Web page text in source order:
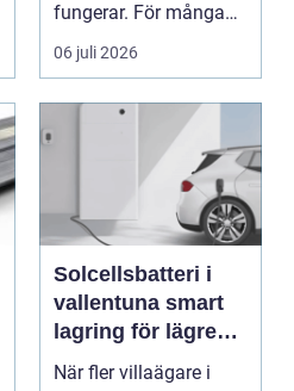
fungerar. För många
människor med funkt...
06 juli 2026
Solcellsbatteri i
vallentuna smart
lagring för lägre
elkostnader året
När fler villaägare i